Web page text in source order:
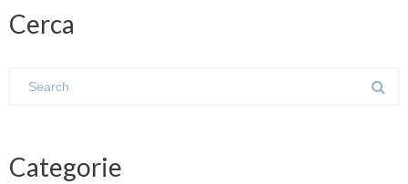
Cerca
Categorie